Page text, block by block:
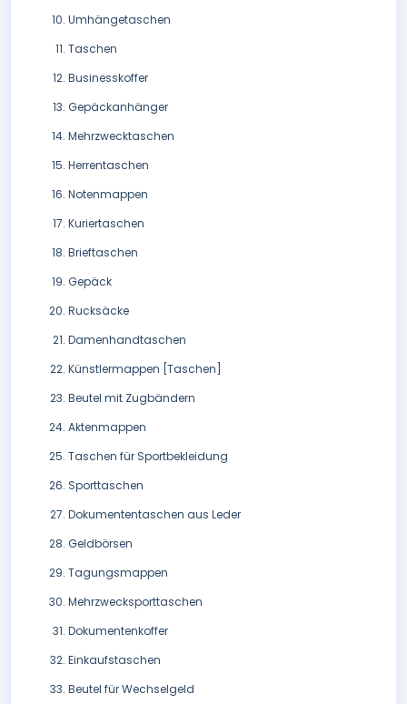
Umhängetaschen
Taschen
Businesskoffer
Gepäckanhänger
Mehrzwecktaschen
Herrentaschen
Notenmappen
Kuriertaschen
Brieftaschen
Gepäck
Rucksäcke
Damenhandtaschen
Künstlermappen [Taschen]
Beutel mit Zugbändern
Aktenmappen
Taschen für Sportbekleidung
Sporttaschen
Dokumententaschen aus Leder
Geldbörsen
Tagungsmappen
Mehrzwecksporttaschen
Dokumentenkoffer
Einkaufstaschen
Beutel für Wechselgeld